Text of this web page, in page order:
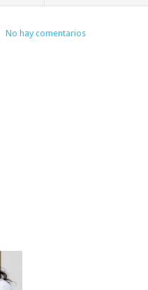
No hay comentarios